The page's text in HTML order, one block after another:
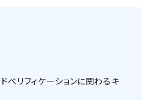
ベリフィケーションに関わるキ